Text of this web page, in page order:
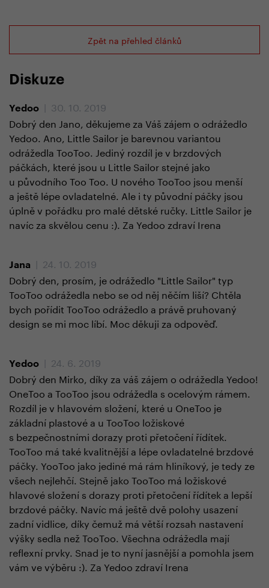
Zpět na přehled článků
Diskuze
Yedoo
| 30. 10. 2019
Dobrý den Jano, děkujeme za Váš zájem o odrážedlo
Yedoo. Ano, Little Sailor je barevnou variantou
odrážedla TooToo. Jediný rozdíl je v brzdových
páčkách, které jsou u Little Sailor stejné jako
u původního Too Too. U nového TooToo jsou menší
a ještě lépe ovladatelné. Ale i ty původní páčky jsou
úplně v pořádku pro malé dětské ručky. Little Sailor je
navíc za skvělou cenu :). Za Yedoo zdraví Irena
Jana
| 24. 10. 2019
Dobrý den, prosím, je odrážedlo "Little Sailor" typ
TooToo odrážedla nebo se od něj něčím liší? Chtěla
bych pořídit TooToo odrážedlo a právě pruhovaný
design se mi moc líbí. Moc děkuji za odpověď.
Yedoo
| 24. 6. 2019
Dobrý den Mirko, díky za váš zájem o odrážedla Yedoo!
OneToo a TooToo jsou odrážedla s ocelovým rámem.
Rozdíl je v hlavovém složení, které u OneToo je
základní plastové a u TooToo ložiskové
s bezpečnostními dorazy proti přetočení řídítek.
TooToo má také kvalitnější a lépe ovladatelné brzdové
páčky. YooToo jako jediné má rám hliníkový, je tedy ze
všech nejlehčí. Stejně jako TooToo má ložiskové
hlavové složení s dorazy proti přetočení řídítek a lepší
brzdové páčky. Navíc má ještě dvě polohy usazení
zadní vidlice, díky čemuž má větší rozsah nastavení
výšky sedla než TooToo. Všechna odrážedla mají
reflexní prvky. Snad je to nyní jasnější a pomohla jsem
vám ve výběru :). Za Yedoo zdraví Irena